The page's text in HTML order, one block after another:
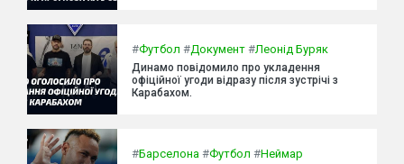
#Футбол #Документ #Леонід Буряк
Динамо повідомило про укладення
офіційної угоди відразу після зустрічі з
Карабахом.
#Барселона #Футбол #Неймар